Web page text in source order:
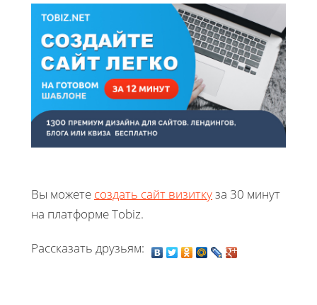
Вы можете создать сайт визиткуза 30 минут
на платформе Tobiz.
Рассказать друзьям: